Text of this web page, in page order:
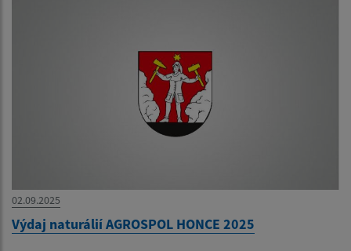
02.09.2025
Výdaj naturálií AGROSPOL HONCE 2025